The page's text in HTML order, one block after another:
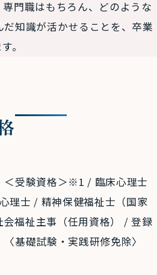
門職はもちろん、どのような
知識が活かせることを、卒業
。
＜受験資格＞※1 / 臨床心理士
理士 / 精神保健福祉士（国家
福祉主事（任用資格） / 登録
〈基礎試験・実践研修免除〉